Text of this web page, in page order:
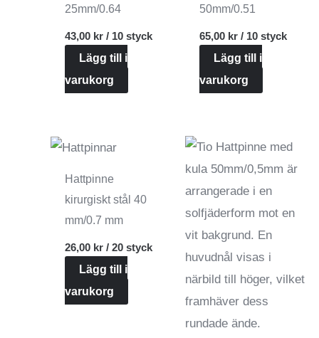
25mm/0.64
43,00 kr / 10 styck
Lägg till i
varukorg
50mm/0.51
65,00 kr/ 10 styck
Lägg till i
varukorg
Hattpinne
kirurgiskt stål 40
mm/0.7 mm
26,00 kr / 20 styck
Lägg till i
varukorg